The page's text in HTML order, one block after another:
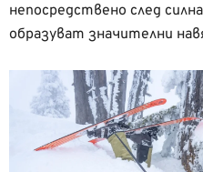
непосредствено след
образуват значителни